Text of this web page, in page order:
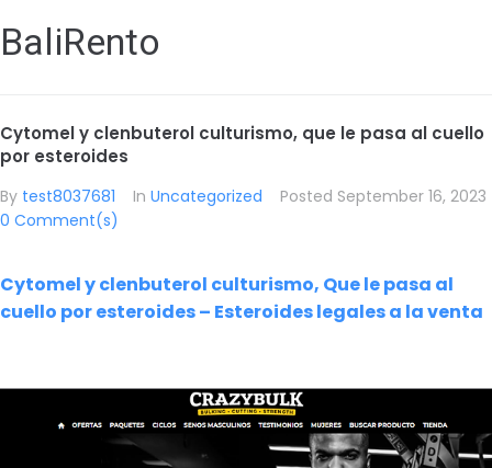
BaliRento
Cytomel y clenbuterol culturismo, que le pasa al cuello
por esteroides
By test8037681 In Uncategorized Posted September 16, 2023
0 Comment(s)
Cytomel y clenbuterol culturismo, Que le pasa al
cuello por esteroides – Esteroides legales a la venta